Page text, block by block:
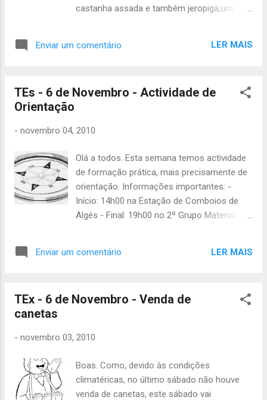
castanha assada e também jeropiga,um
mais novinhos vamos ter sumo, por isso
várias actividades que decorreram no ano
familiares e amigos; -18h às 21h,Comer e
vossa presença, alguma dúvida é só falar
comigo. Até sabádo, Carmen Cabral
Enviar um comentário LER MAIS
TEs - 6 de Novembro - Actividade de
Orientação
- novembro 04, 2010
Olá a todos. Esta semana temos actividade
de formação prática, mais precisamente de
orientação. Informações importantes: -
Início: 14h00 na Estação de Comboios de
Algés - Final: 19h00 no 2º Grupo Material
dos Cargos de Patrulha terminadas - Cartão
fotográfica por patrulha Esta actividade
Enviar um comentário LER MAIS
TEx - 6 de Novembro - Venda de
canetas
- novembro 03, 2010
Boas. Como, devido às condições
climatéricas, no último sábado não houve
venda de canetas, este sábado vai